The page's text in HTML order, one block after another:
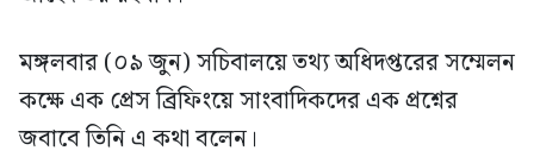
মঙ্গলবার (০৯ জুন) সচিবালয়ে তথ্য অধিদপ্তরের সম্মেলন
কক্ষে এক প্রেস ব্রিফিংয়ে সাংবাদিকদের এক প্রশ্নের
জবাবে তিনি এ কথা বলেন।